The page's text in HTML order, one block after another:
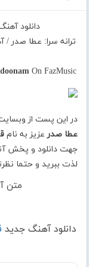
دانلود
ترانه سرا: عطا صدر
On FazMusic
در این پست از
عطا صدرعزیز به نام
جهت دانلود و پخش
لذت ببرید و حتما
متن
دانلود آهنگ جدید